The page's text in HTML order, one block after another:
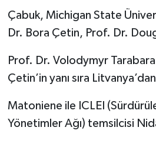
Çabuk, Michigan State
Dr. Bora Çetin, Prof. Dr.
Prof. Dr. Volodymyr
Çetin’in yanı sıra
Matoniene ile ICLEI
Yönetimler Ağı) temsilcisi